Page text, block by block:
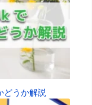
どうか解説